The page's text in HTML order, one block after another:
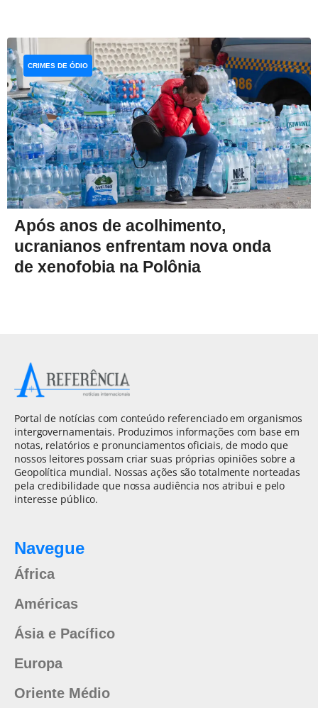
Após anos de acolhimento,
ucranianos enfrentam nova onda
de xenofobia na Polônia
CRIMES DE ÓDIO
Portal de notícias com conteúdo referenciado em organismos
intergovernamentais. Produzimos informações com base em
notas, relatórios e pronunciamentos oficiais, de modo que
nossos leitores possam criar suas próprias opiniões sobre a
Geopolítica mundial. Nossas ações são totalmente norteadas
pela credibilidade que nossa audiência nos atribui e pelo
interesse público.
Navegue
África
Américas
Ásia e Pacífico
Europa
Oriente Médio